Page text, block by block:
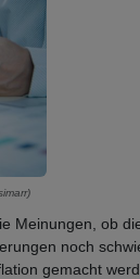
Meinungen, ob
noch
gemacht